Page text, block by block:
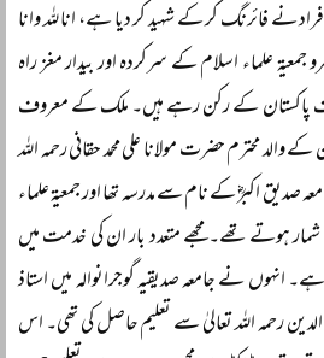
نے فائرنگ کر کے شہید کر دیا ہے، انا للہ وانا
جمعیۃ علماء اسلام کے سرکردہ اور بیدار مغز راہ
کے رکن رہے ہیں۔ ملک کے معروف
والد محترم حضرت مولانا علی محمد حقانی رحمہ اللہ
صدیق اکبرؓ کے نام سے مدرسہ تھا اور جمعیۃ علماء
ہوتے تھے۔ مجھے متعدد بار ان کی خدمت میں
نے جامعہ صدیقیہ گوجرانوالہ میں استاذ
رحمہ اللہ تعالیٰ سے تعلیم حاصل کی تھی۔ اس